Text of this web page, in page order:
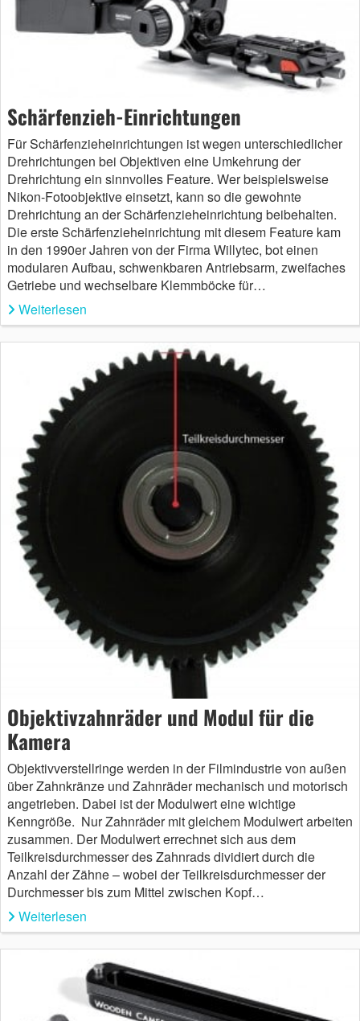
Schärfenzieh-Einrichtungen
Für Schärfenzieheinrichtungen ist wegen unterschiedlicher
Drehrichtungen bei Objektiven eine Umkehrung der
Drehrichtung ein sinnvolles Feature. Wer beispielsweise
Nikon-Fotoobjektive einsetzt, kann so die gewohnte
Drehrichtung an der Schärfenzieheinrichtung beibehalten.
Die erste Schärfenzieheinrichtung mit diesem Feature kam
in den 1990er Jahren von der Firma Willytec, bot einen
modularen Aufbau, schwenkbaren Antriebsarm, zweifaches
Getriebe und wechselbare Klemmböcke für…
Weiterlesen
Objektivzahnräder und Modul für die
Kamera
Objektivverstellringe werden in der Filmindustrie von außen
über Zahnkränze und Zahnräder mechanisch und motorisch
angetrieben. Dabei ist der Modulwert eine wichtige
Kenngröße. Nur Zahnräder mit gleichem Modulwert arbeiten
zusammen. Der Modulwert errechnet sich aus dem
Teilkreisdurchmesser des Zahnrads dividiert durch die
Anzahl der Zähne – wobei der Teilkreisdurchmesser der
Durchmesser bis zum Mittel zwischen Kopf…
Weiterlesen